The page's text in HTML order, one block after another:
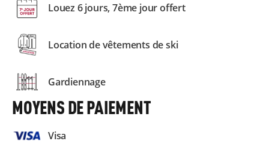
Louez 6 jours, 7ème jour offert
Location de vêtements de ski
Gardiennage
MOYENS DE PAIEMENT
Visa